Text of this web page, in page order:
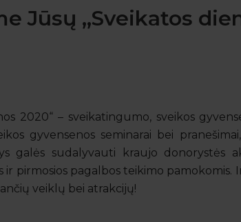
Jūsų ,,Sveikatos
2020“ – sveikatingumo, sveikos
gyvensenos seminarai bei
galės sudalyvauti kraujo donorystės
ir pirmosios pagalbos teikimo pamokomis.
veiklų bei atrakcijų!